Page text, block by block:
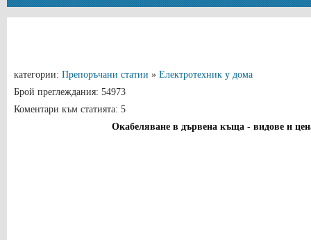
категории: Препоръчани статии » Електротехник у дома
Брой преглеждания: 54973
Коментари към статията: 5
Окабеляване в дървена къща - видове и